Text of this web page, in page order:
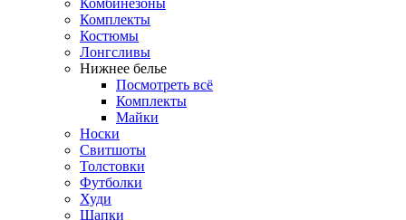
Комплекты
Костюмы
Лонгсливы
Нижнее белье
Посмотреть всё
Комплекты
Майки
Носки
Свитшоты
Толстовки
Футболки
Худи
Шапки